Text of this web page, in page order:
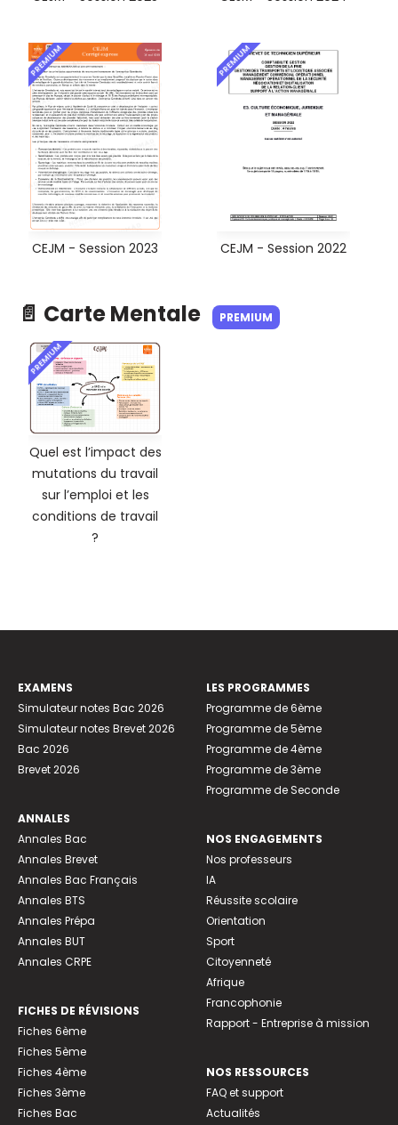
PREMIUM
CEJM - Session 2023
PREMIUM
CEJM - Session 2022
📄 Carte Mentale PREMIUM
PREMIUM
Quel est l’impact des
mutations du travail
sur l’emploi et les
conditions de travail
?
EXAMENS
Simulateur notes Bac 2026
Simulateur notes Brevet 2026
Bac 2026
Brevet 2026
ANNALES
Annales Bac
Annales Brevet
Annales Bac Français
Annales BTS
Annales Prépa
Annales BUT
Annales CRPE
FICHES DE RÉVISIONS
Fiches 6ème
Fiches 5ème
Fiches 4ème
Fiches 3ème
Fiches Bac
LES PROGRAMMES
Programme de 6ème
Programme de 5ème
Programme de 4ème
Programme de 3ème
Programme de Seconde
NOS ENGAGEMENTS
Nos professeurs
IA
Réussite scolaire
Orientation
Sport
Citoyenneté
Afrique
Francophonie
Rapport - Entreprise à mission
NOS RESSOURCES
FAQ et support
Actualités